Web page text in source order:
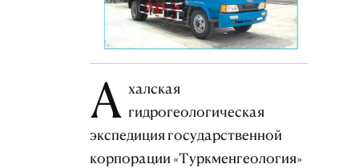
А халская
гидрогеологическая
экспедиция государственной
корпорации «Туркменгеология»